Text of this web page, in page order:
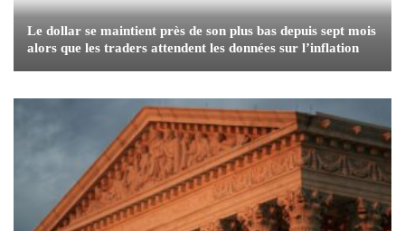
Le dollar se maintient près de son plus bas depuis sept mois
alors que les traders attendent les données sur l’inflation